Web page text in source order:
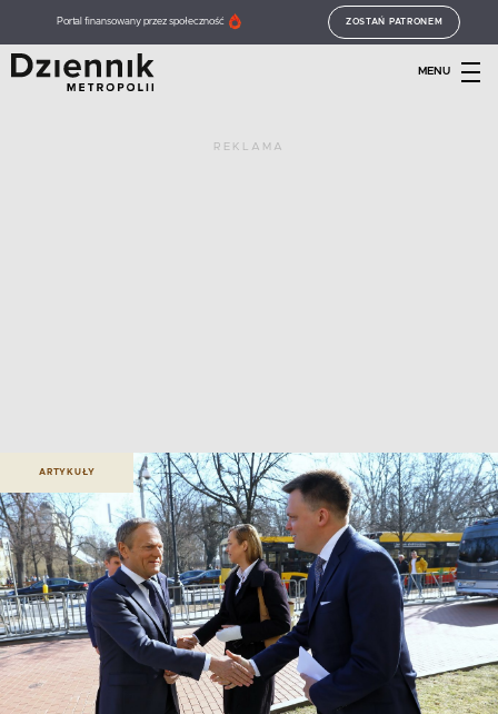
Portal finansowany przez społeczność ZOSTAŃ PATRONEM
MENU
REKLAMA
ARTYKUŁY